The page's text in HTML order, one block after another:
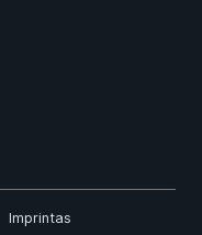
Imprintas